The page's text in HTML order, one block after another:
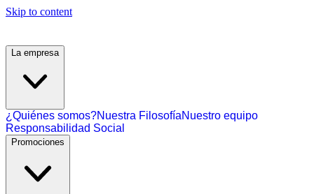
Skip to content
La empresa
¿Quiénes somos?Nuestra FilosofíaNuestro equipo
Responsabilidad Social
Promociones